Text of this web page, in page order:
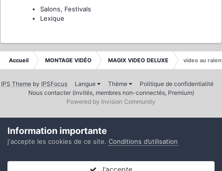
Salons, Festivals
Lexique
Accueil MONTAGE VIDÉO MAGIX VIDEO DELUXE video au
IPS Theme by IPSFocus Langue Thème
Politique de confidentialité
Nous contacter (invités, membres non-connectés, Premium)
Powered by Invision Community
Information importante
j'accepte les cookies de ce site. Conditions d’utilisation
J’accepte